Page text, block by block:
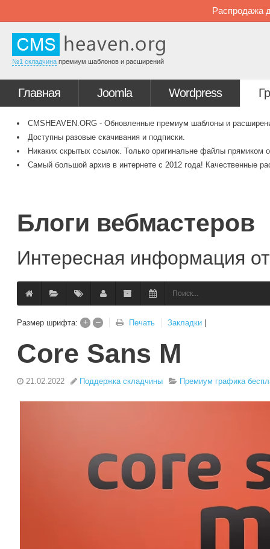
Распродажа
№1 складчина премиум шаблонов и расширений
Главная Joomla Wordpress
CMSHEAVEN.ORG - Обновленные премиум шаблоны и
Доступны разовые скачивания и подписки.
Никаких скрытых ссылок. Только оригинальне файлы прямиком
Самый большой архив в интернете с 2012 года! Качественные
Блоги вебмастеров
Интересная информация
Размер шрифта: + – Печать Закладки |
Core Sans M
21.02.2022 Поддержка складчины Премиум графика